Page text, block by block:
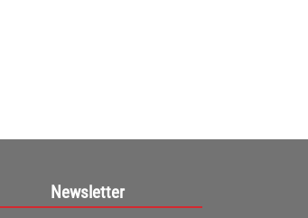
Newsletter